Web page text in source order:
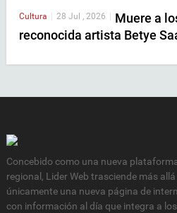
Cultura 28 Jul , 2026
Muere a
reconocida artista Betye
Concebido como una nueva
regional, Lider Web trasciende más
únicamente una nueva página de
con información al día que integra a